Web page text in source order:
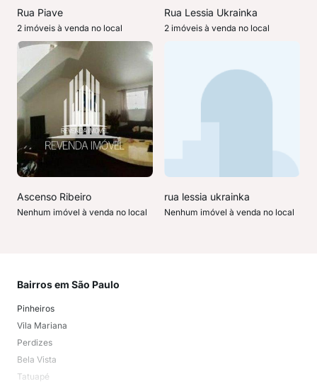
Rua Piave
2 imóveis à venda no local
Rua Lessia Ukrainka
2 imóveis à venda no local
Ascenso Ribeiro
Nenhum imóvel à venda no local
rua lessia ukrainka
Nenhum imóvel à venda no local
Bairros em São Paulo
Pinheiros
Vila Mariana
Perdizes
Bela Vista
Tatuapé